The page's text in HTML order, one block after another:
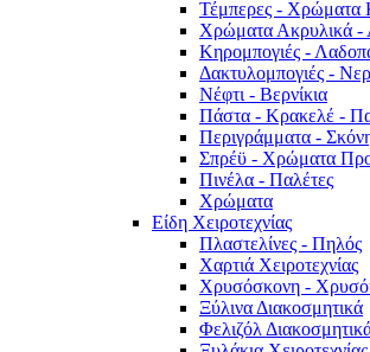
Τέμπερες - Χρώματα
Χρώματα Ακρυλικά -
Κηρομπογιές -
Δακτυλομπογιές -
Νέφτι - Βερνίκια
Πάστα - Κρακελέ -
Περιγράμματα -
Σπρέϋ - Χρώματα
Πινέλα - Παλέτες
Χρώματα
Είδη Χειροτεχνίας
Πλαστελίνες - Πηλός
Χαρτιά Χειροτεχνίας
Χρυσόσκονη -
Ξύλινα Διακοσμητικά
Φελιζόλ